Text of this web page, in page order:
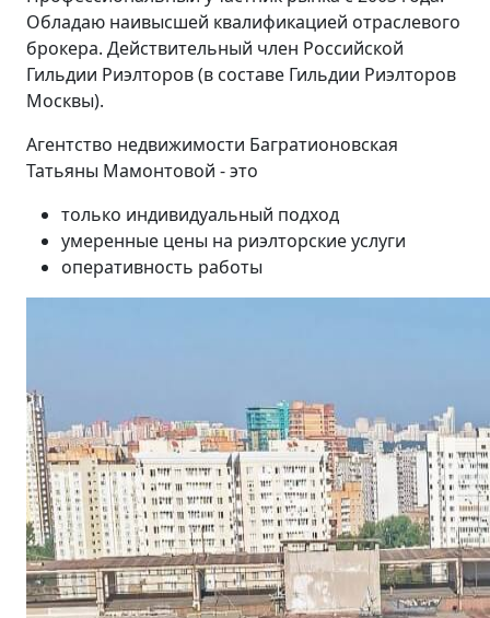
Обладаю наивысшей квалификацией отраслевого
брокера. Действительный член Российской
Гильдии Риэлторов (в составе Гильдии Риэлторов
Москвы).
Агентство недвижимости Багратионовская
Татьяны Мамонтовой - это
только индивидуальный подход
умеренные цены на риэлторские услуги
оперативность работы